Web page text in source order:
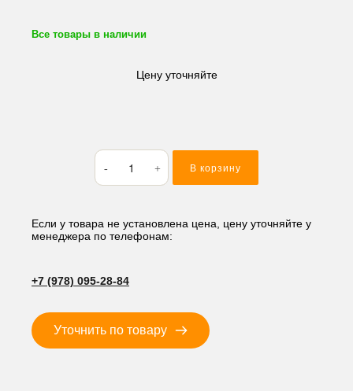
Все товары в наличии
Цену уточняйте
Количество
товара
Фитинг
прямой
1/4-
В корзину
Если у товара не установлена цена, цену уточняйте у
менеджера по телефонам:
+7 (978) 095-28-84
Уточнить по товару